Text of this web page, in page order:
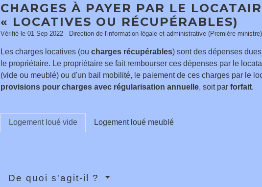
CHARGES À PAYER PAR LE
« LOCATIVES OU RÉCUPÉRABLES)
Vérifié le 01 Sep 2022 - Direction de l'information légale et administrative (Première ministre)
Les charges locatives (ou charges récupérables) sont des dépenses
le propriétaire. Le propriétaire se fait rembourser ces dépenses par le
(vide ou meublé) ou d'un bail mobilité, le paiement de ces charges par le
provisions pour charges avec régularisation annuelle, soit par forfait.
Logement loué vide Logement loué meublé
De quoi s'agit-il ?